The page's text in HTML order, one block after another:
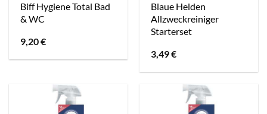
Biff Hygiene Total Bad
& WC
9,20€
Blaue Helden
Allzweckreiniger
Starterset
3,49€